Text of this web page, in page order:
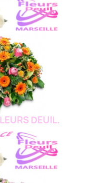
DEUIL.